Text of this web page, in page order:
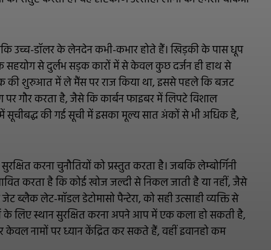
उच्च-डॉलर के लेनदेन कभी-कभार होते हैं। खिड़की के पास धूप
सहयोग से दुर्लभ सड़क कारों में से केवल कुछ दर्जन ही हाथ से
की शुरुआत में ले मैंस पर राज किया था, इससे पहले कि बजट
गौर करता है, जैसे कि कार्बन फाइबर में लिपटे विशाल
में सूचीबद्ध की गई सूची में इसका मूल्य सात अंकों से भी अधिक है,
करना चुनौतियों को प्रस्तुत करता है। जबकि लेम्बोर्गिनी
करता है कि कोई खोज जल्दी से निकल जाती है या नहीं, जैसे
लेट-मॉडल डेटोमासो पैन्टेरा, को सही उत्साही व्यक्ति से
के लिए स्थान सुरक्षित करना अपने आप में एक कला हो सकती है,
नामों पर ध्यान केंद्रित कर सकते हैं, वहीं इवानहो कम